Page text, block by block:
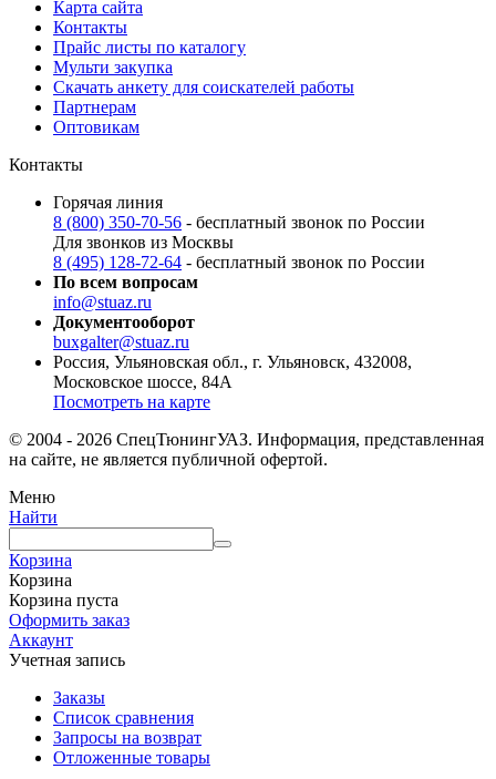
Карта сайта
Контакты
Прайс листы по каталогу
Мульти закупка
Скачать анкету для соискателей работы
Партнерам
Оптовикам
Контакты
Горячая линия
8 (800) 350-70-56 - бесплатный звонок по России
Для звонков из Москвы
8 (495) 128-72-64 - бесплатный звонок по России
По всем вопросам
info@stuaz.ru
Документооборот
buxgalter@stuaz.ru
Россия, Ульяновская обл., г. Ульяновск, 432008,
Московское шоссе, 84А
Посмотреть на карте
© 2004 - 2026 СпецТюнингУАЗ. Информация, представленная
на сайте, не является публичной офертой.
Меню
Найти
Корзина
Корзина
Корзина пуста
Оформить заказ
Аккаунт
Учетная запись
Заказы
Список сравнения
Запросы на возврат
Отложенные товары